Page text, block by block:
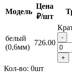
Модель
Цена
₽/шт
белый
(0,6мм)
726.00
-
+
Кол-во: 0шт